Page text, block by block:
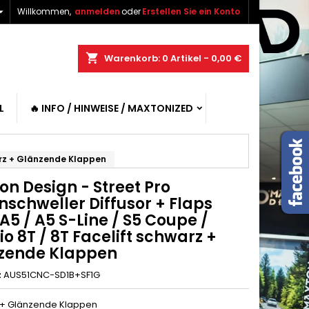
Willkommen, anmeldenoderErstellen Sie ein Konto
shopping_cart Warenkorb: 0 Artikel - 0,00 €
🔥 INFO / HINWEISE / MAXTONIZED
+ Glänzende Klappen
Design - Street Pro
Diffusor + Flaps
/ A5 S-Line / S5 Coupe /
8T / 8T Facelift schwarz +
Klappen
AUS51CNC-SD1B+SF1G
Glänzende Klappen